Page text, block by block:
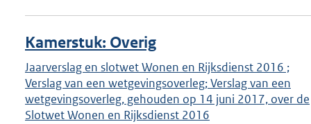
Kamerstuk: Overig
Jaarverslag en slotwet Wonen en Rijksdienst 2016 ;
Verslag van een wetgevingsoverleg; Verslag van een
wetgevingsoverleg, gehouden op 14 juni 2017, over de
Slotwet Wonen en Rijksdienst 2016